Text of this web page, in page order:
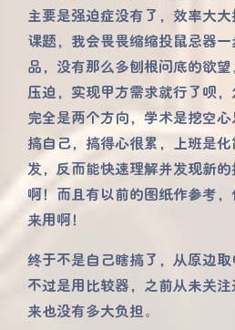
主要是强迫症没有了，效率大
课题，我会畏畏缩缩投鼠忌器
品，没有那么多刨根问底的欲
压迫，实现甲方需求就行了呗
完全是两个方向，学术是挖空
搞自己，搞得心很累，上班是
发，反而能快速理解并发现新
啊！而且有以前的图纸作参考
来用啊！
终于不是自己瞎搞了，从原边
不过是用比较器，之前从未关
来也没有多大负担。